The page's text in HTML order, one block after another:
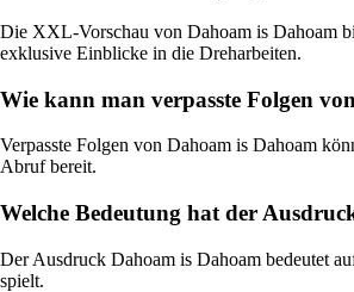
Die XXL-Vorschau von Dahoam is Dahoam
exklusive Einblicke in die Dreharbeiten.
Wie kann man verpasste Folgen
Verpasste Folgen von Dahoam is Dahoam
Abruf bereit.
Welche Bedeutung hat der
Der Ausdruck Dahoam is Dahoam bedeutet
spielt.